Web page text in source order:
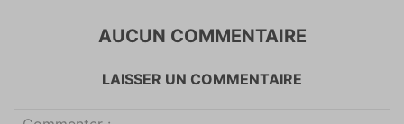
AUCUN COMMENTAIRE
LAISSER UN COMMENTAIRE